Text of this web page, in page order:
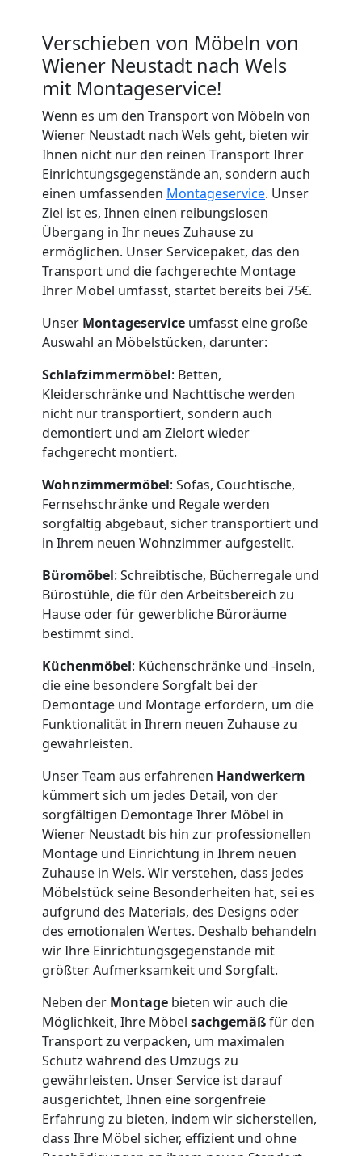
Verschieben von Möbeln von
Wiener Neustadt nach Wels
mit Montageservice!
Wenn es um den Transport von Möbeln von
Wiener Neustadt nach Wels geht, bieten wir
Ihnen nicht nur den reinen Transport Ihrer
Einrichtungsgegenstände an, sondern auch
einen umfassenden Montageservice. Unser
Ziel ist es, Ihnen einen reibungslosen
Übergang in Ihr neues Zuhause zu
ermöglichen. Unser Servicepaket, das den
Transport und die fachgerechte Montage
Ihrer Möbel umfasst, startet bereits bei 75€.
Unser Montageservice umfasst eine große
Auswahl an Möbelstücken, darunter:
Schlafzimmermöbel: Betten,
Kleiderschränke und Nachttische werden
nicht nur transportiert, sondern auch
demontiert und am Zielort wieder
fachgerecht montiert.
Wohnzimmermöbel: Sofas, Couchtische,
Fernsehschränke und Regale werden
sorgfältig abgebaut, sicher transportiert und
in Ihrem neuen Wohnzimmer aufgestellt.
Büromöbel: Schreibtische, Bücherregale und
Bürostühle, die für den Arbeitsbereich zu
Hause oder für gewerbliche Büroräume
bestimmt sind.
Küchenmöbel: Küchenschränke und -inseln,
die eine besondere Sorgfalt bei der
Demontage und Montage erfordern, um die
Funktionalität in Ihrem neuen Zuhause zu
gewährleisten.
Unser Team aus erfahrenen Handwerkern
kümmert sich um jedes Detail, von der
sorgfältigen Demontage Ihrer Möbel in
Wiener Neustadt bis hin zur professionellen
Montage und Einrichtung in Ihrem neuen
Zuhause in Wels. Wir verstehen, dass jedes
Möbelstück seine Besonderheiten hat, sei es
aufgrund des Materials, des Designs oder
des emotionalen Wertes. Deshalb behandeln
wir Ihre Einrichtungsgegenstände mit
größter Aufmerksamkeit und Sorgfalt.
Neben der Montage bieten wir auch die
Möglichkeit, Ihre Möbel sachgemäßfür den
Transport zu verpacken, um maximalen
Schutz während des Umzugs zu
gewährleisten. Unser Service ist darauf
ausgerichtet, Ihnen eine sorgenfreie
Erfahrung zu bieten, indem wir sicherstellen,
dass Ihre Möbel sicher, effizient und ohne
Umzugshelfer
Wiener
Neustadt
Möbeltaxi
Wiener
Neustadt
Kleintransport
Wiener
Neustadt
Möbelmontage
Wiener
Neustadt
Möbeltransport
Wiener